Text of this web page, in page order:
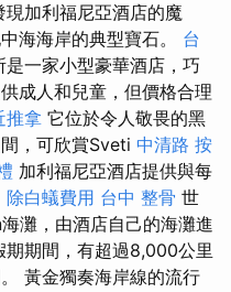
加利福尼亞酒店的魔
海海岸的典型寶石。 台
一家小型豪華酒店，巧
成人和兒童，但價格合理
推拿 它位於令人敬畏的黑
，可欣賞Sveti 中清路 按
加利福尼亞酒店提供與每
除白蟻費用 台中 整骨 世
灘，由酒店自己的海灘進
期間，有超過8,000公里
黃金獨奏海岸線的流行